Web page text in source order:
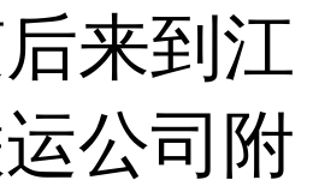
到江
公司附